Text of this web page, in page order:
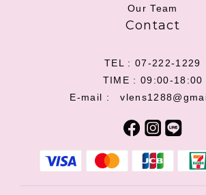
Our Team
Contact
TEL : 07-222-1229
TIME : 09:00-18:00
E-mail :